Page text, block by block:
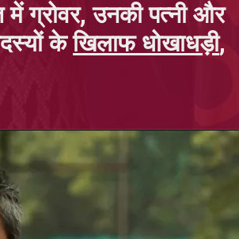
ग्रोवर, उनकी पत्नी और
केखिलाफ धोखाधड़ी,